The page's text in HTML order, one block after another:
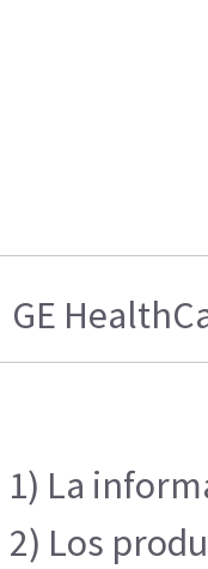
GE
1) La
2) Los